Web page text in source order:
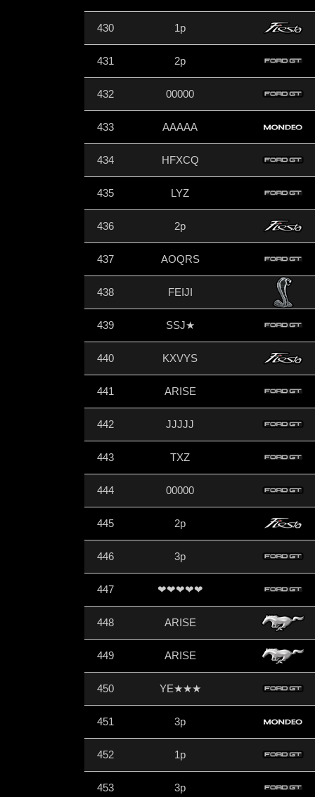
430 1p
431 2p
432 00000
433 AAAAA
434 HFXCQ
435 LYZ
436 2p
437 AOQRS
438 FEIJI
439 SSJ★
440 KXVYS
441 ARISE
442 JJJJJ
443 TXZ
444 00000
445 2p
446 3p
447 ❤❤❤❤❤
448 ARISE
449 ARISE
450 YE★★★
451 3p
452 1p
453 3p